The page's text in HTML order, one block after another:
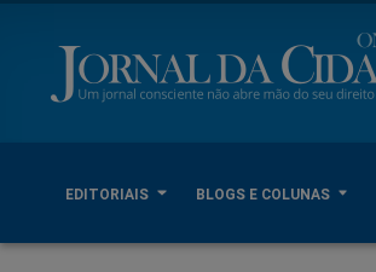
EDITORIAIS BLOGS E COLUNAS